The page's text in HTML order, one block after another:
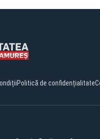
Politică de confidențialitate